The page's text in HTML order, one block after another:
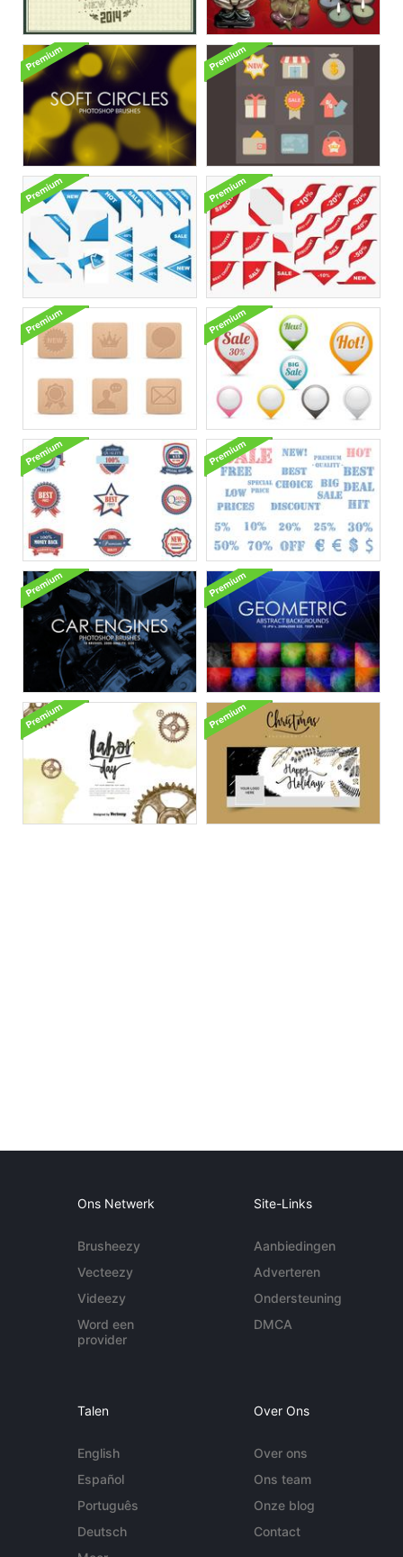
Ons Netwerk
Brusheezy
Vecteezy
Videezy
Word een
provider
Site-Links
Aanbiedingen
Adverteren
Ondersteuning
DMCA
Talen
English
Español
Português
Deutsch
Over Ons
Over ons
Ons team
Onze blog
Contact